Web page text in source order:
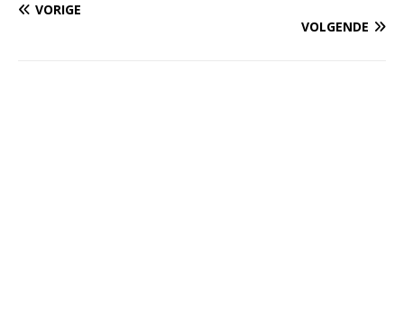
VORIGE
VOLGENDE